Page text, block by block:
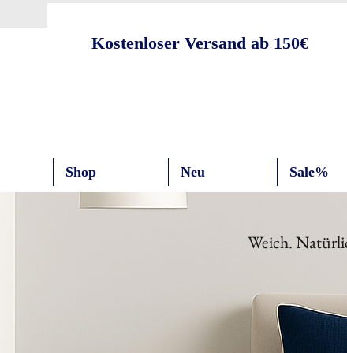
Kostenloser Versand ab 150€
Shop Neu Sale%
Weich.